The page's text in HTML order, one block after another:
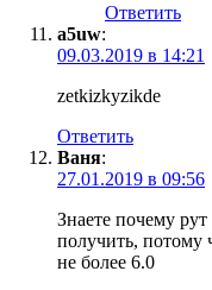
Ответить
a5uw:
09.03.2019 в 14:21
zetkizkyzikde
Ответить
Ваня:
27.01.2019 в 09:56
Знаете почему
получить, потому
не более 6.0